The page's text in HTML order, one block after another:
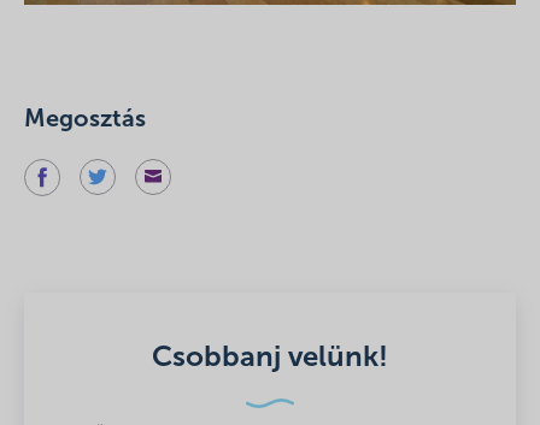
Megosztás
Csobbanj velünk!